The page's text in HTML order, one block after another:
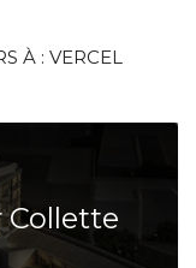
À : VERCEL
Collette